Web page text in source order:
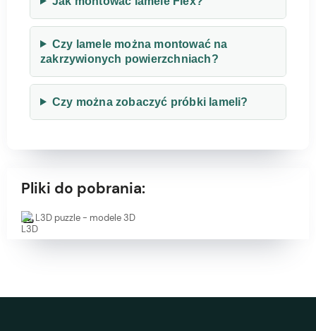
Czy lamele można montować na
zakrzywionych powierzchniach?
Czy można zobaczyć próbki lameli?
Pliki do pobrania:
L3D puzzle - modele 3D